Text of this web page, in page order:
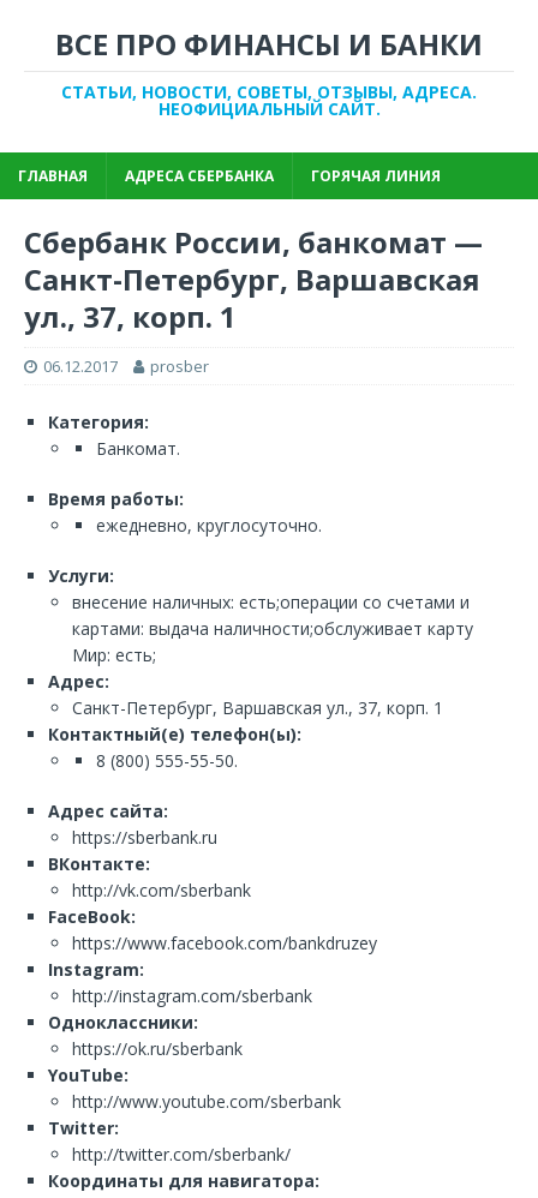
ВСЕ ПРО ФИНАНСЫ И БАНКИ
СТАТЬИ, НОВОСТИ, СОВЕТЫ, ОТЗЫВЫ, АДРЕСА.
НЕОФИЦИАЛЬНЫЙ САЙТ.
ГЛАВНАЯ АДРЕСА СБЕРБАНКА ГОРЯЧАЯ ЛИНИЯ
Сбербанк России, банкомат —
Санкт-Петербург, Варшавская
ул., 37, корп. 1
06.12.2017 prosber
Категория:
Банкомат.
Время работы:
ежедневно, круглосуточно.
Услуги:
внесение наличных: есть;операции со счетами и
картами: выдача наличности;обслуживает карту
Мир: есть;
Адрес:
Санкт-Петербург, Варшавская ул., 37, корп. 1
Контактный(е) телефон(ы):
8 (800) 555-55-50.
Адрес сайта:
https://sberbank.ru
ВКонтакте:
http://vk.com/sberbank
FaceBook:
https://www.facebook.com/bankdruzey
Instagram:
http://instagram.com/sberbank
Одноклассники:
https://ok.ru/sberbank
YouTube:
http://www.youtube.com/sberbank
Twitter:
http://twitter.com/sberbank/
Координаты для навигатора: